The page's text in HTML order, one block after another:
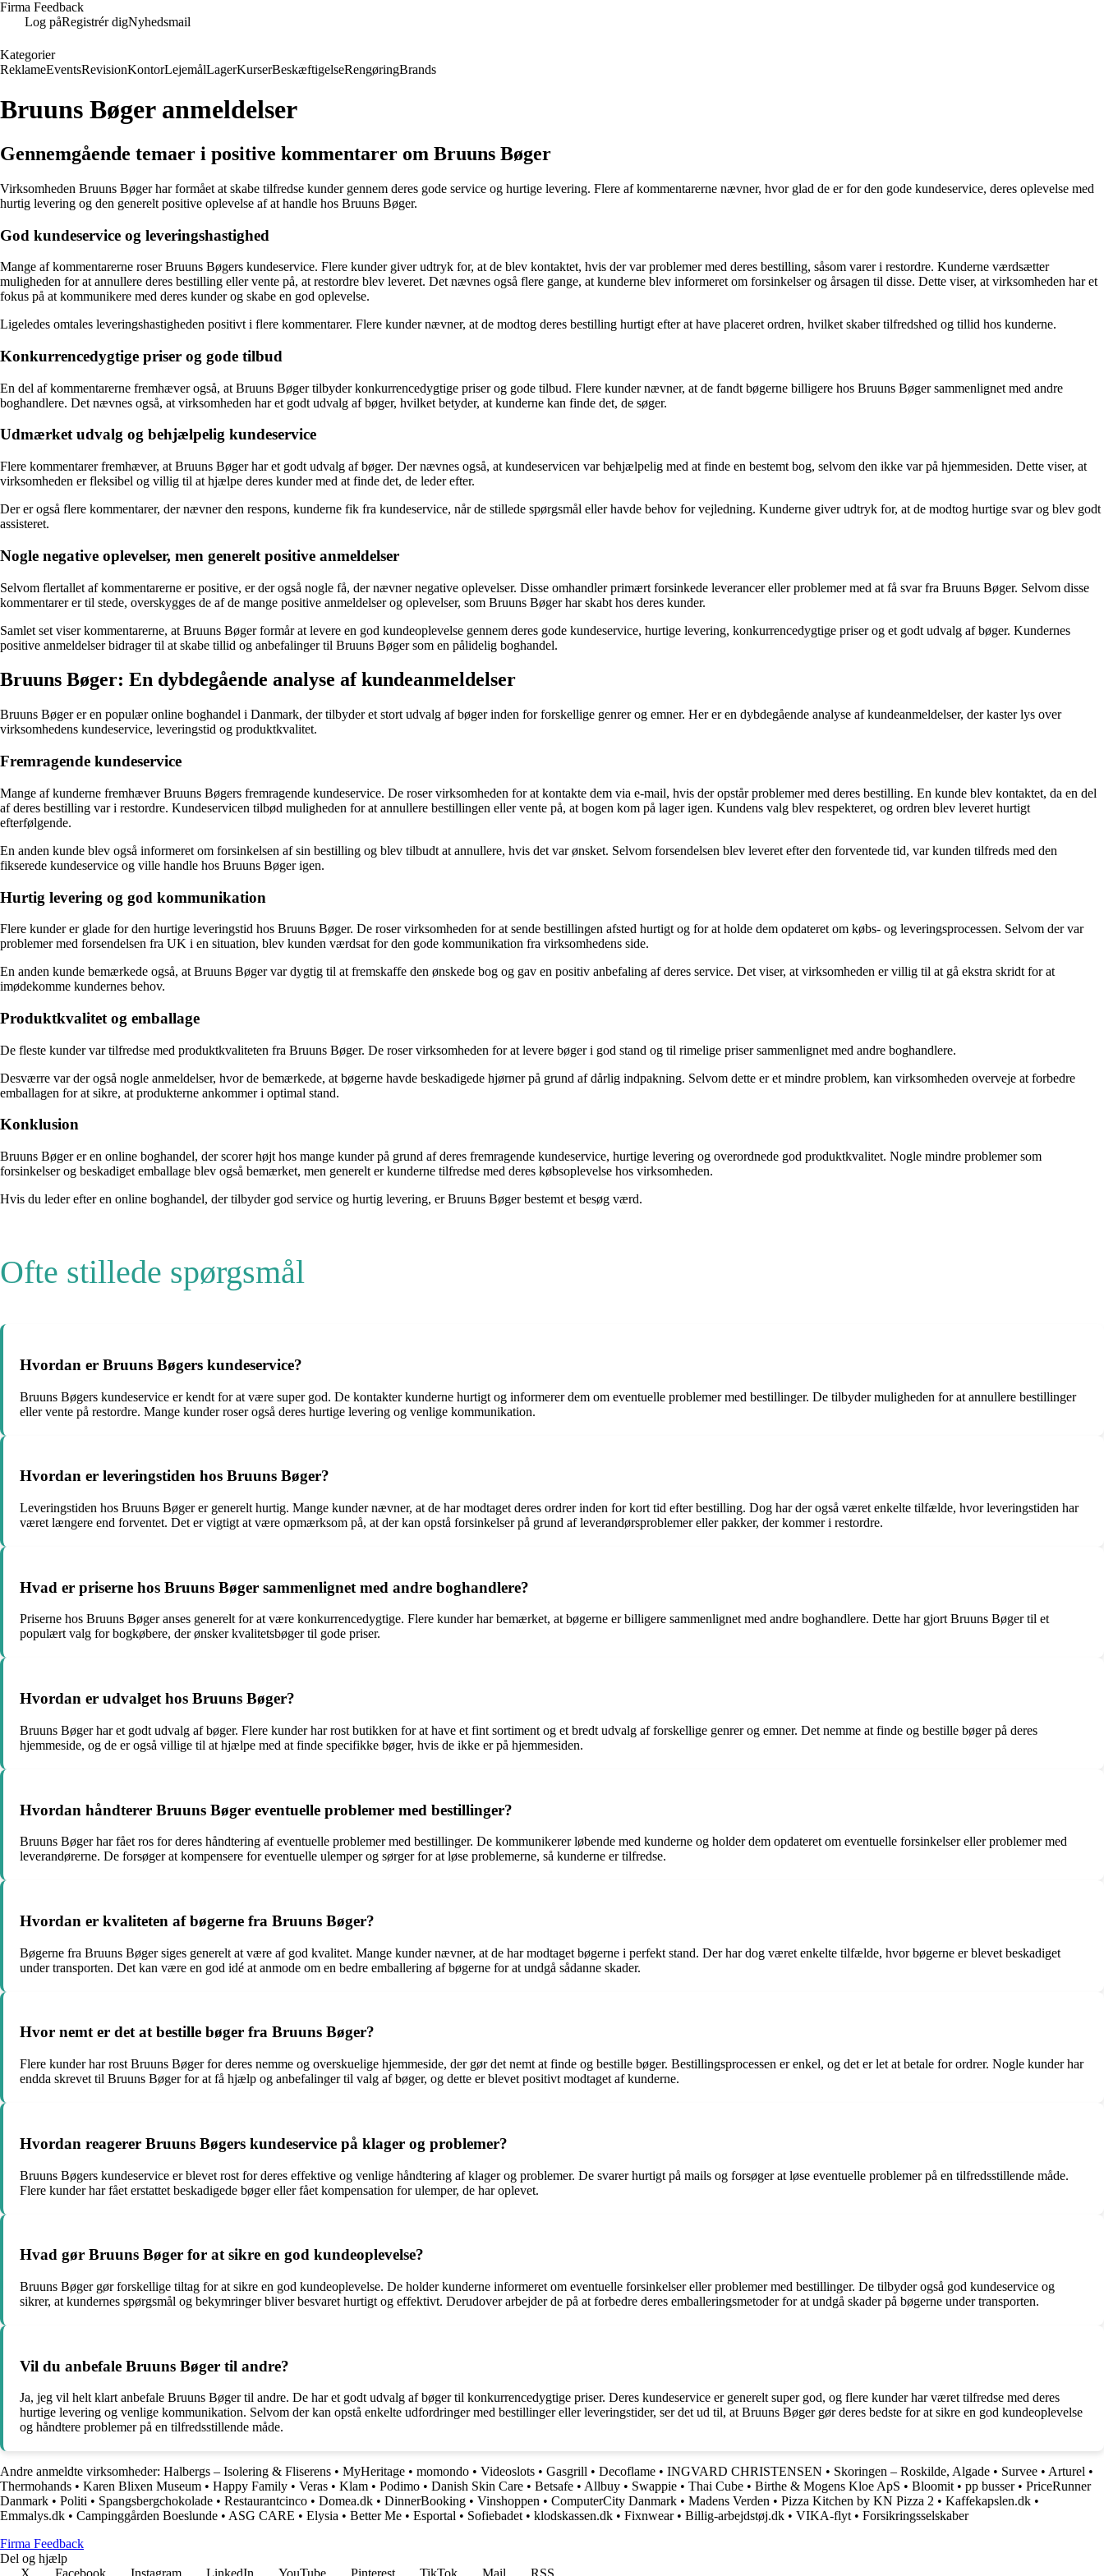
Firma Feedback
Log påRegistrér digNyhedsmail
Kategorier
ReklameEventsRevisionKontorLejemålLagerKurserBeskæftigelseRengøringBrands
Bruuns Bøger anmeldelser
Gennemgående temaer i positive kommentarer om Bruuns Bøger
Virksomheden Bruuns Bøger har formået at skabe tilfredse kunder gennem deres gode service og hurtige levering. Flere af kommentarerne nævner, hvor glad de er for den gode kundeservice, deres oplevelse med
hurtig levering og den generelt positive oplevelse af at handle hos Bruuns Bøger.
God kundeservice og leveringshastighed
Mange af kommentarerne roser Bruuns Bøgers kundeservice. Flere kunder giver udtryk for, at de blev kontaktet, hvis der var problemer med deres bestilling, såsom varer i restordre. Kunderne værdsætter
muligheden for at annullere deres bestilling eller vente på, at restordre blev leveret. Det nævnes også flere gange, at kunderne blev informeret om forsinkelser og årsagen til disse. Dette viser, at virksomheden har et
fokus på at kommunikere med deres kunder og skabe en god oplevelse.
Ligeledes omtales leveringshastigheden positivt i flere kommentarer. Flere kunder nævner, at de modtog deres bestilling hurtigt efter at have placeret ordren, hvilket skaber tilfredshed og tillid hos kunderne.
Konkurrencedygtige priser og gode tilbud
En del af kommentarerne fremhæver også, at Bruuns Bøger tilbyder konkurrencedygtige priser og gode tilbud. Flere kunder nævner, at de fandt bøgerne billigere hos Bruuns Bøger sammenlignet med andre
boghandlere. Det nævnes også, at virksomheden har et godt udvalg af bøger, hvilket betyder, at kunderne kan finde det, de søger.
Udmærket udvalg og behjælpelig kundeservice
Flere kommentarer fremhæver, at Bruuns Bøger har et godt udvalg af bøger. Der nævnes også, at kundeservicen var behjælpelig med at finde en bestemt bog, selvom den ikke var på hjemmesiden. Dette viser, at
virksomheden er fleksibel og villig til at hjælpe deres kunder med at finde det, de leder efter.
Der er også flere kommentarer, der nævner den respons, kunderne fik fra kundeservice, når de stillede spørgsmål eller havde behov for vejledning. Kunderne giver udtryk for, at de modtog hurtige svar og blev godt
assisteret.
Nogle negative oplevelser, men generelt positive anmeldelser
Selvom flertallet af kommentarerne er positive, er der også nogle få, der nævner negative oplevelser. Disse omhandler primært forsinkede leverancer eller problemer med at få svar fra Bruuns Bøger. Selvom disse
kommentarer er til stede, overskygges de af de mange positive anmeldelser og oplevelser, som Bruuns Bøger har skabt hos deres kunder.
Samlet set viser kommentarerne, at Bruuns Bøger formår at levere en god kundeoplevelse gennem deres gode kundeservice, hurtige levering, konkurrencedygtige priser og et godt udvalg af bøger. Kundernes
positive anmeldelser bidrager til at skabe tillid og anbefalinger til Bruuns Bøger som en pålidelig boghandel.
Bruuns Bøger: En dybdegående analyse af kundeanmeldelser
Bruuns Bøger er en populær online boghandel i Danmark, der tilbyder et stort udvalg af bøger inden for forskellige genrer og emner. Her er en dybdegående analyse af kundeanmeldelser, der kaster lys over
virksomhedens kundeservice, leveringstid og produktkvalitet.
Fremragende kundeservice
Mange af kunderne fremhæver Bruuns Bøgers fremragende kundeservice. De roser virksomheden for at kontakte dem via e-mail, hvis der opstår problemer med deres bestilling. En kunde blev kontaktet, da en del
af deres bestilling var i restordre. Kundeservicen tilbød muligheden for at annullere bestillingen eller vente på, at bogen kom på lager igen. Kundens valg blev respekteret, og ordren blev leveret hurtigt
efterfølgende.
En anden kunde blev også informeret om forsinkelsen af sin bestilling og blev tilbudt at annullere, hvis det var ønsket. Selvom forsendelsen blev leveret efter den forventede tid, var kunden tilfreds med den
fikserede kundeservice og ville handle hos Bruuns Bøger igen.
Hurtig levering og god kommunikation
Flere kunder er glade for den hurtige leveringstid hos Bruuns Bøger. De roser virksomheden for at sende bestillingen afsted hurtigt og for at holde dem opdateret om købs- og leveringsprocessen. Selvom der var
problemer med forsendelsen fra UK i en situation, blev kunden værdsat for den gode kommunikation fra virksomhedens side.
En anden kunde bemærkede også, at Bruuns Bøger var dygtig til at fremskaffe den ønskede bog og gav en positiv anbefaling af deres service. Det viser, at virksomheden er villig til at gå ekstra skridt for at
imødekomme kundernes behov.
Produktkvalitet og emballage
De fleste kunder var tilfredse med produktkvaliteten fra Bruuns Bøger. De roser virksomheden for at levere bøger i god stand og til rimelige priser sammenlignet med andre boghandlere.
Desværre var der også nogle anmeldelser, hvor de bemærkede, at bøgerne havde beskadigede hjørner på grund af dårlig indpakning. Selvom dette er et mindre problem, kan virksomheden overveje at forbedre
emballagen for at sikre, at produkterne ankommer i optimal stand.
Konklusion
Bruuns Bøger er en online boghandel, der scorer højt hos mange kunder på grund af deres fremragende kundeservice, hurtige levering og overordnede god produktkvalitet. Nogle mindre problemer som
forsinkelser og beskadiget emballage blev også bemærket, men generelt er kunderne tilfredse med deres købsoplevelse hos virksomheden.
Hvis du leder efter en online boghandel, der tilbyder god service og hurtig levering, er Bruuns Bøger bestemt et besøg værd.
Ofte stillede spørgsmål
Hvordan er Bruuns Bøgers kundeservice?
Bruuns Bøgers kundeservice er kendt for at være super god. De kontakter kunderne hurtigt og informerer dem om eventuelle problemer med bestillinger. De tilbyder muligheden for at annullere bestillinger
eller vente på restordre. Mange kunder roser også deres hurtige levering og venlige kommunikation.
Hvordan er leveringstiden hos Bruuns Bøger?
Leveringstiden hos Bruuns Bøger er generelt hurtig. Mange kunder nævner, at de har modtaget deres ordrer inden for kort tid efter bestilling. Dog har der også været enkelte tilfælde, hvor leveringstiden har
været længere end forventet. Det er vigtigt at være opmærksom på, at der kan opstå forsinkelser på grund af leverandørsproblemer eller pakker, der kommer i restordre.
Hvad er priserne hos Bruuns Bøger sammenlignet med andre boghandlere?
Priserne hos Bruuns Bøger anses generelt for at være konkurrencedygtige. Flere kunder har bemærket, at bøgerne er billigere sammenlignet med andre boghandlere. Dette har gjort Bruuns Bøger til et
populært valg for bogkøbere, der ønsker kvalitetsbøger til gode priser.
Hvordan er udvalget hos Bruuns Bøger?
Bruuns Bøger har et godt udvalg af bøger. Flere kunder har rost butikken for at have et fint sortiment og et bredt udvalg af forskellige genrer og emner. Det nemme at finde og bestille bøger på deres
hjemmeside, og de er også villige til at hjælpe med at finde specifikke bøger, hvis de ikke er på hjemmesiden.
Hvordan håndterer Bruuns Bøger eventuelle problemer med bestillinger?
Bruuns Bøger har fået ros for deres håndtering af eventuelle problemer med bestillinger. De kommunikerer løbende med kunderne og holder dem opdateret om eventuelle forsinkelser eller problemer med
leverandørerne. De forsøger at kompensere for eventuelle ulemper og sørger for at løse problemerne, så kunderne er tilfredse.
Hvordan er kvaliteten af bøgerne fra Bruuns Bøger?
Bøgerne fra Bruuns Bøger siges generelt at være af god kvalitet. Mange kunder nævner, at de har modtaget bøgerne i perfekt stand. Der har dog været enkelte tilfælde, hvor bøgerne er blevet beskadiget
under transporten. Det kan være en god idé at anmode om en bedre emballering af bøgerne for at undgå sådanne skader.
Hvor nemt er det at bestille bøger fra Bruuns Bøger?
Flere kunder har rost Bruuns Bøger for deres nemme og overskuelige hjemmeside, der gør det nemt at finde og bestille bøger. Bestillingsprocessen er enkel, og det er let at betale for ordrer. Nogle kunder har
endda skrevet til Bruuns Bøger for at få hjælp og anbefalinger til valg af bøger, og dette er blevet positivt modtaget af kunderne.
Hvordan reagerer Bruuns Bøgers kundeservice på klager og problemer?
Bruuns Bøgers kundeservice er blevet rost for deres effektive og venlige håndtering af klager og problemer. De svarer hurtigt på mails og forsøger at løse eventuelle problemer på en tilfredsstillende måde.
Flere kunder har fået erstattet beskadigede bøger eller fået kompensation for ulemper, de har oplevet.
Hvad gør Bruuns Bøger for at sikre en god kundeoplevelse?
Bruuns Bøger gør forskellige tiltag for at sikre en god kundeoplevelse. De holder kunderne informeret om eventuelle forsinkelser eller problemer med bestillinger. De tilbyder også god kundeservice og
sikrer, at kundernes spørgsmål og bekymringer bliver besvaret hurtigt og effektivt. Derudover arbejder de på at forbedre deres emballeringsmetoder for at undgå skader på bøgerne under transporten.
Vil du anbefale Bruuns Bøger til andre?
Ja, jeg vil helt klart anbefale Bruuns Bøger til andre. De har et godt udvalg af bøger til konkurrencedygtige priser. Deres kundeservice er generelt super god, og flere kunder har været tilfredse med deres
hurtige levering og venlige kommunikation. Selvom der kan opstå enkelte udfordringer med bestillinger eller leveringstider, ser det ud til, at Bruuns Bøger gør deres bedste for at sikre en god kundeoplevelse
og håndtere problemer på en tilfredsstillende måde.
Andre anmeldte virksomheder: Halbergs – Isolering & Fliserens • MyHeritage • momondo • Videoslots • Gasgrill • Decoflame • INGVARD CHRISTENSEN • Skoringen – Roskilde, Algade • Survee • Arturel •
Thermohands • Karen Blixen Museum • Happy Family • Veras • Klam • Podimo • Danish Skin Care • Betsafe • Allbuy • Swappie • Thai Cube • Birthe & Mogens Kloe ApS • Bloomit• pp busser• PriceRunner
Danmark • Politi • Spangsbergchokolade • Restaurantcinco • Domea.dk • DinnerBooking • Vinshoppen • ComputerCity Danmark • Madens Verden • Pizza Kitchen by KN Pizza 2 • Kaffekapslen.dk •
Emmalys.dk • Campinggården Boeslunde • ASG CARE • Elysia • Better Me • Esportal • Sofiebadet• klodskassen.dk • Fixnwear• Billig-arbejdstøj.dk • VIKA-flyt• Forsikringsselskaber
Firma Feedback
Del og hjælp